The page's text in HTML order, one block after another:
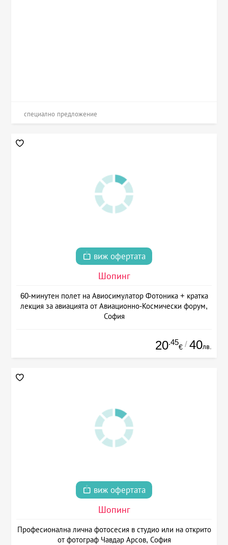
специално предложение
виж офертата
Шопинг
60-минутен полет на Авиосимулатор Фотоника + кратка
лекция за авиацията от Авиационно-Космически форум,
София
20.45
€ / 40лв.
виж офертата
Шопинг
Професионална лична фотосесия в студио или на открито
от фотограф Чавдар Арсов, София